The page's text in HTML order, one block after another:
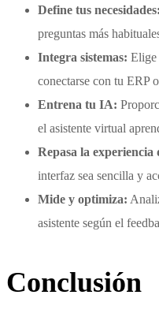
Define tus necesidades:
preguntas más
Integra sistemas: Elige
conectarse con tu ERP
Entrena tu IA:
el asistente virtual
Repasa la experiencia
interfaz sea sencilla y
Mide y optimiza:
asistente según el
Conclusión